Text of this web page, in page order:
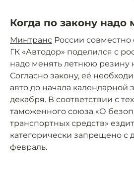
Когда по закону надо
Минтранс России
ГК «Автодор» поделился с
надо менять летнюю
Согласно закону, её
авто до начала календарной
декабря. В соответствии с
таможенного союза «О
транспортных средств»
категорически запрещено с
февраль.